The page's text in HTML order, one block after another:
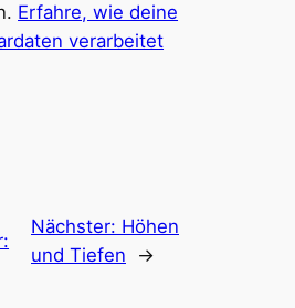
Erfahre, wie deine
verarbeitet
Nächster: Höhen
und Tiefen
→